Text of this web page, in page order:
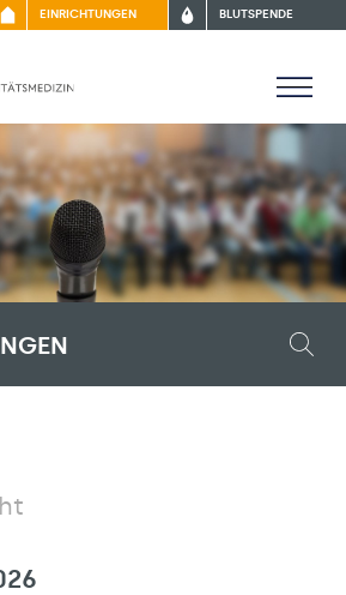
EINRICHTUNGEN BLUTSPENDE